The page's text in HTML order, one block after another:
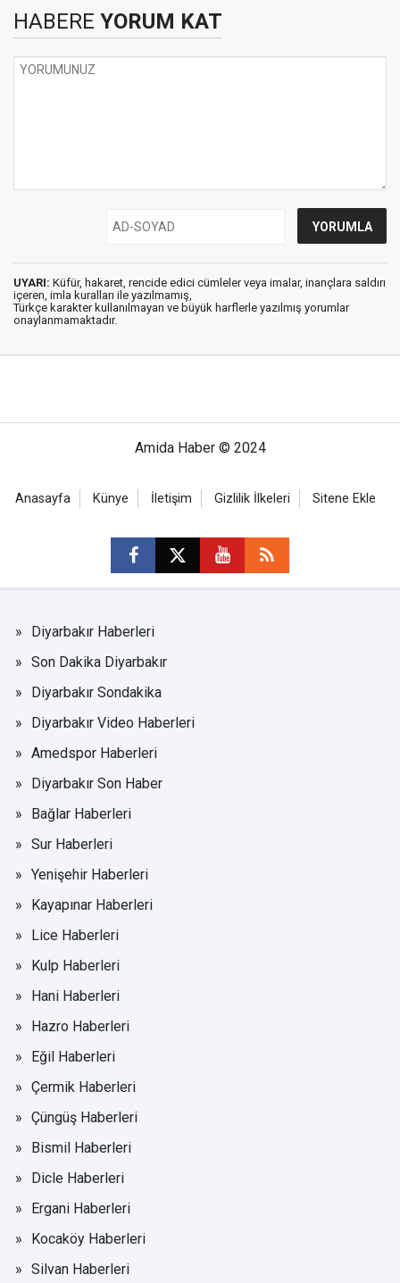
HABERE YORUM KAT
UYARI: Küfür, hakaret, rencide edici cümleler veya imalar, inançlara saldırı
içeren, imla kuralları ile yazılmamış,
Türkçe karakter kullanılmayan ve büyük harflerle yazılmış yorumlar
onaylanmamaktadır.
Amida Haber © 2024
Anasayfa Künye İletişim Gizlilik İlkeleri Sitene Ekle
Diyarbakır Haberleri
Son Dakika Diyarbakır
Diyarbakır Sondakika
Diyarbakır Video Haberleri
Amedspor Haberleri
Diyarbakır Son Haber
Bağlar Haberleri
Sur Haberleri
Yenişehir Haberleri
Kayapınar Haberleri
Lice Haberleri
Kulp Haberleri
Hani Haberleri
Hazro Haberleri
Eğil Haberleri
Çermik Haberleri
Çüngüş Haberleri
Bismil Haberleri
Dicle Haberleri
Ergani Haberleri
Kocaköy Haberleri
Silvan Haberleri